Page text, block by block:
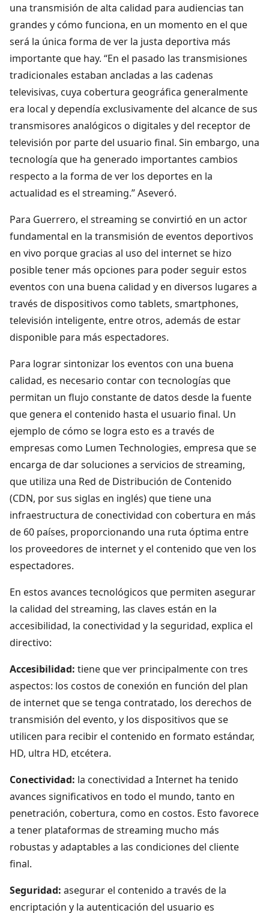
una transmisión de alta calidad para audiencias tan
grandes y cómo funciona, en un momento en el que
será la única forma de ver la justa deportiva más
importante que hay. “En el pasado las transmisiones
tradicionales estaban ancladas a las cadenas
televisivas, cuya cobertura geográfica generalmente
era local y dependía exclusivamente del alcance de sus
transmisores analógicos o digitales y del receptor de
televisión por parte del usuario final. Sin embargo, una
tecnología que ha generado importantes cambios
respecto a la forma de ver los deportes en la
actualidad es el streaming.” Aseveró.
Para Guerrero, el streaming se convirtió en un actor
fundamental en la transmisión de eventos deportivos
en vivo porque gracias al uso del internet se hizo
posible tener más opciones para poder seguir estos
eventos con una buena calidad y en diversos lugares a
través de dispositivos como tablets, smartphones,
televisión inteligente, entre otros, además de estar
disponible para más espectadores.
Para lograr sintonizar los eventos con una buena
calidad, es necesario contar con tecnologías que
permitan un flujo constante de datos desde la fuente
que genera el contenido hasta el usuario final. Un
ejemplo de cómo se logra esto es a través de
empresas como Lumen Technologies, empresa que se
encarga de dar soluciones a servicios de streaming,
que utiliza una Red de Distribución de Contenido
(CDN, por sus siglas en inglés) que tiene una
infraestructura de conectividad con cobertura en más
de 60 países, proporcionando una ruta óptima entre
los proveedores de internet y el contenido que ven los
espectadores.
En estos avances tecnológicos que permiten asegurar
la calidad del streaming, las claves están en la
accesibilidad, la conectividad y la seguridad, explica el
directivo:
Accesibilidad: tiene que ver principalmente con tres
aspectos: los costos de conexión en función del plan
de internet que se tenga contratado, los derechos de
transmisión del evento, y los dispositivos que se
utilicen para recibir el contenido en formato estándar,
HD, ultra HD, etcétera.
Conectividad: la conectividad a Internet ha tenido
avances significativos en todo el mundo, tanto en
penetración, cobertura, como en costos. Esto favorece
a tener plataformas de streaming mucho más
robustas y adaptables a las condiciones del cliente
final.
Seguridad: asegurar el contenido a través de la
encriptación y la autenticación del usuario es